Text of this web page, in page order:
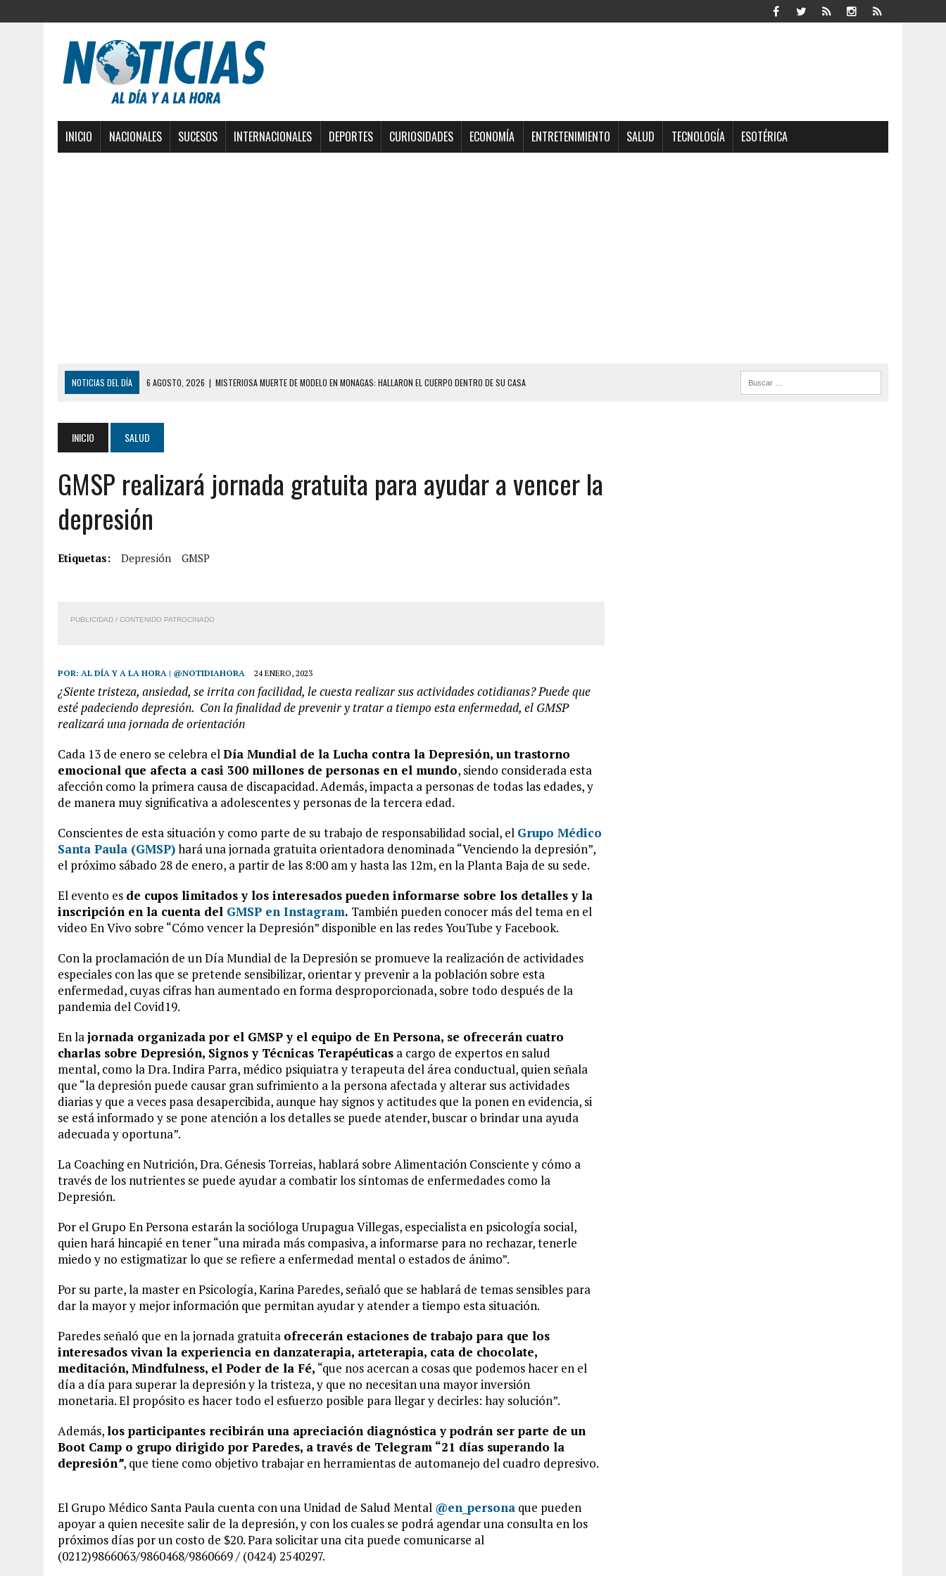
INICIO NACIONALES SUCESOS INTERNACIONALES DEPORTES CURIOSIDADES ECONOMÍA ENTRETENIMIENTO SALUD TECNOLOGÍA ESOTÉRICA
NOTICIAS DEL DÍA 6 AGOSTO, 2026 | MISTERIOSA MUERTE DE MODELO EN MONAGAS: HALLARON EL CUERPO DENTRO DE SU CASA
5 AGOSTO, 2026 | PRESUNTO BROTE PSICÓTICO POR FALTA DE TRATAMIENTO DESENCADENÓ TRAGEDIA FAMILIAR
5 AGOSTO, 2026
HORROR EN BARINAS: UN HOMBRE INDUJO AL SUICIDIO A UNA ADOLESCENTE DE 13 AÑOS TRAS ABUSAR DE ELLA
8 AGOSTO, 2026
| BOMBEROS DE CARACAS COMBATIERON INCENDIO DE GRAN MAGNITUD EN ZONA INDUSTRIAL DE EL LLANITO
7 AGOSTO, 2026
7 AGOSTO, 2026
|
INICIO SALUD
GMSP realizará jornada gratuita para ayudar a vencer la
depresión
Etiquetas: Depresión GMSP
PUBLICIDAD / CONTENIDO PATROCINADO
POR: AL DÍA Y A LA HORA | @NOTIDIAHORA 24 ENERO, 2023
¿Siente tristeza, ansiedad, se irrita con facilidad, le cuesta realizar sus actividades cotidianas? Puede que
esté padeciendo depresión. Con la finalidad de prevenir y tratar a tiempo esta enfermedad, el GMSP
realizará una jornada de orientación
Cada 13 de enero se celebra elDía Mundial de la Lucha contra la Depresión, un trastorno
emocional que afecta a casi 300 millones de personas en el mundo, siendo considerada esta
afección como la primera causa de discapacidad. Además, impacta a personas de todas las edades, y
de manera muy significativa a adolescentes y personas de la tercera edad.
Conscientes de esta situación y como parte de su trabajo de responsabilidad social, el Grupo Médico
Santa Paula (GMSP)hará una jornada gratuita orientadora denominada “Venciendo la depresión”,
el próximo sábado 28 de enero, a partir de las 8:00 am y hasta las 12m, en la Planta Baja de su sede.
El evento es de cupos limitados y los interesados pueden informarse sobre los detalles y la
inscripción en la cuenta del GMSP en Instagram. También pueden conocer más del tema en el
video En Vivo sobre “Cómo vencer la Depresión” disponible en las redes YouTube y Facebook.
Con la proclamación de un Día Mundial de la Depresión se promueve la realización de actividades
especiales con las que se pretende sensibilizar, orientar y prevenir a la población sobre esta
enfermedad, cuyas cifras han aumentado en forma desproporcionada, sobre todo después de la
pandemia del Covid19.
En lajornada organizada por el GMSP y el equipo de En Persona, se ofrecerán cuatro
charlas sobre Depresión, Signos y Técnicas Terapéuticas a cargo de expertos en salud
mental, como la Dra. Indira Parra, médico psiquiatra y terapeuta del área conductual, quien señala
que “la depresión puede causar gran sufrimiento a la persona afectada y alterar sus actividades
diarias y que a veces pasa desapercibida, aunque hay signos y actitudes que la ponen en evidencia, si
se está informado y se pone atención a los detalles se puede atender, buscar o brindar una ayuda
adecuada y oportuna”.
La Coaching en Nutrición, Dra. Génesis Torreias, hablará sobre Alimentación Consciente y cómo a
través de los nutrientes se puede ayudar a combatir los síntomas de enfermedades como la
Depresión.
Por el Grupo En Persona estarán la socióloga Urupagua Villegas, especialista en psicología social,
quien hará hincapié en tener “una mirada más compasiva, a informarse para no rechazar, tenerle
miedo y no estigmatizar lo que se refiere a enfermedad mental o estados de ánimo”.
Por su parte, la master en Psicología, Karina Paredes, señaló que se hablará de temas sensibles para
dar la mayor y mejor información que permitan ayudar y atender a tiempo esta situación.
Paredes señaló que en la jornada gratuita ofrecerán estaciones de trabajo para que los
interesados vivan la experiencia en danzaterapia, arteterapia, cata de chocolate,
meditación, Mindfulness, el Poder de la Fé, “que nos acercan a cosas que podemos hacer en el
día a día para superar la depresión y la tristeza, y que no necesitan una mayor inversión
monetaria. El propósito es hacer todo el esfuerzo posible para llegar y decirles: hay solución”.
Además,los participantes recibirán una apreciación diagnóstica y podrán ser parte de un
Boot Camp o grupo dirigido por Paredes, a través de Telegram “21 días superando la
depresión”, que tiene como objetivo trabajar en herramientas de automanejo del cuadro depresivo.
El Grupo Médico Santa Paula cuenta con una Unidad de Salud Mental @en_persona que pueden
apoyar a quien necesite salir de la depresión, y con los cuales se podrá agendar una consulta en los
próximos días por un costo de $20. Para solicitar una cita puede comunicarse al
(0212)9866063/9860468/9860669 / (0424) 2540297.